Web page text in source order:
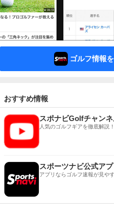
ゴルフ情報
おすすめ情報
スポナビGolfチャン
人気のゴルフギアを徹底解説！
スポーツナビ公式アプ
アプリならゴルフ速報が見や